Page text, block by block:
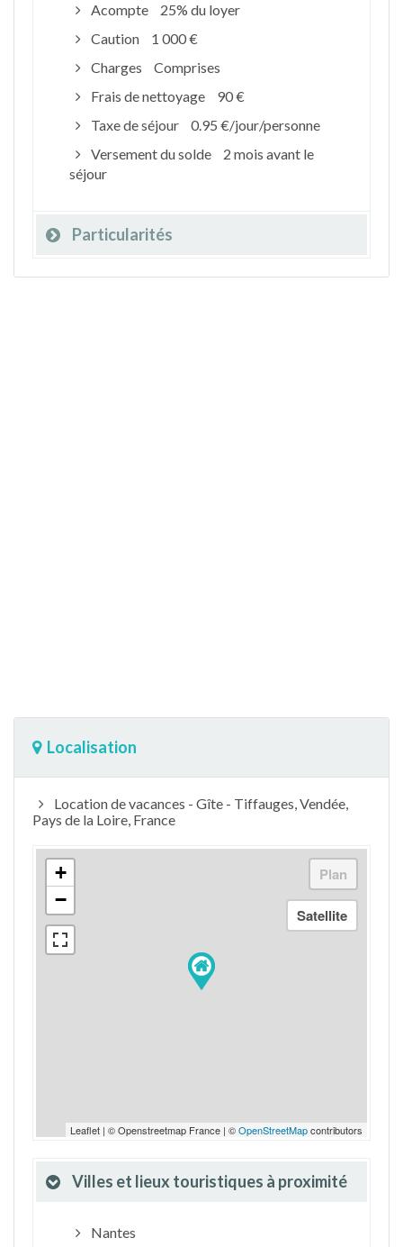
Acompte
25% du loyer
Caution
1 000 €
Charges
Comprises
Frais de nettoyage
90 €
Taxe de séjour
0.95 €/jour/personne
Versement du solde
2 mois avant le
séjour
Particularités
Localisation
Location de vacances - Gîte - Tiffauges, Vendée,
Pays de la Loire, France
+
−
Leaflet | © Openstreetmap France | ©OpenStreetMapcontributors
Villes et lieux touristiques à proximité
Nantes